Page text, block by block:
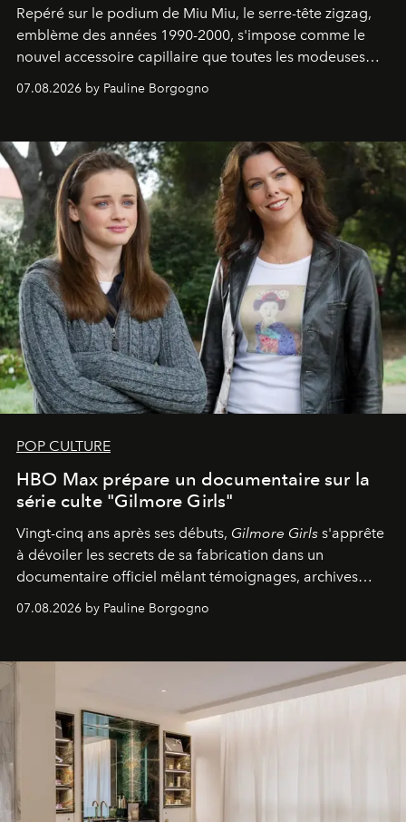
Repéré sur le podium de Miu Miu, le serre-tête zigzag,
emblème des années 1990-2000, s'impose comme le
nouvel accessoire capillaire que toutes les modeuses
s'arrachent déjà.
07.08.2026 by Pauline Borgogno
POP CULTURE
HBO Max prépare un documentaire sur la
série culte "Gilmore Girls"
Vingt-cinq ans après ses débuts, Gilmore Girls s'apprête
à dévoiler les secrets de sa fabrication dans un
documentaire officiel mêlant témoignages, archives
inédites et plongée dans les coulisses d'un phénomène
générationnel.
07.08.2026 by Pauline Borgogno